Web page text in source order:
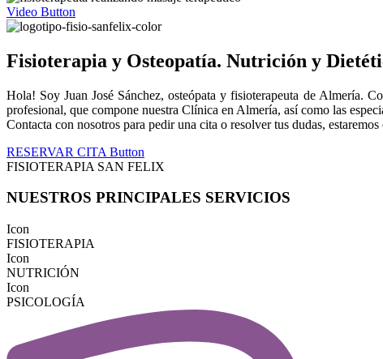
Video Button
Fisioterapia y Osteopatía. Nutrición y
Hola! Soy Juan José Sánchez, osteópata y fisioterapeuta de Almería.
profesional, que compone nuestra Clínica en Almería, así como las
Contacta con nosotros para pedir una cita o resolver tus dudas, estaremos
RESERVAR CITA Button
FISIOTERAPIA SAN FELIX
NUESTROS PRINCIPALES SERVICIOS
Icon
FISIOTERAPIA
Icon
NUTRICIÓN
Icon
PSICOLOGÍA